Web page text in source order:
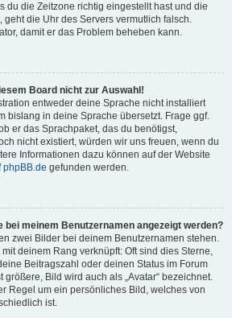
du die Zeitzone richtig eingestellt hast und die
geht die Uhr des Servers vermutlich falsch.
damit er das Problem beheben kann.
Board nicht zur Auswahl!
entweder deine Sprache nicht installiert
bislang in deine Sprache übersetzt. Frage ggf.
er das Sprachpaket, das du benötigst,
nicht existiert, würden wir uns freuen, wenn du
Informationen dazu können auf der Website
phpBB.de gefunden werden.
bei meinem Benutzernamen angezeigt werden?
zwei Bilder bei deinem Benutzernamen stehen.
deinem Rang verknüpft: Oft sind dies Sterne,
Beitragszahl oder deinen Status im Forum
Bild wird auch als „Avatar“ bezeichnet.
Regel um ein persönliches Bild, welches von
ist.